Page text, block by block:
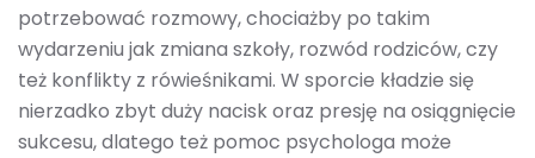
potrzebować rozmowy, chociażby po takim
wydarzeniu jak zmiana szkoły, rozwód rodziców, czy
też konflikty z rówieśnikami. W sporcie kładzie się
nierzadko zbyt duży nacisk oraz presję na osiągnięcie
sukcesu, dlatego też pomoc psychologa może